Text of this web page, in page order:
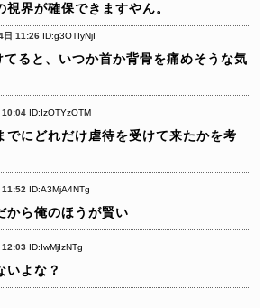
界が確保できますやん。
日 11:26 ID:g3OTIyNjI
てると、いつか首か背骨を痛めそうな気
10:04 ID:IzOTYzOTM
でにどれだけ虐待を受けて来たかを考
11:52 ID:A3MjA4NTg
から俺のほうが賢い
12:03 ID:IwMjIzNTg
いよな？